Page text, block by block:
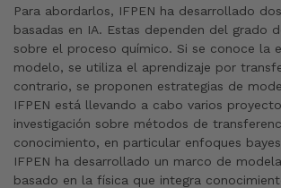
Para abordarlos, IFPEN ha desarrollado
basadas en IA. Estas dependen del grado
sobre el proceso químico. Si se conoce la
modelo, se utiliza el aprendizaje por
contrario, se proponen estrategias de
IFPEN está llevando a cabo varios
investigación sobre métodos de
conocimiento, en particular enfoques
IFPEN ha desarrollado un marco de
basado en la física que integra